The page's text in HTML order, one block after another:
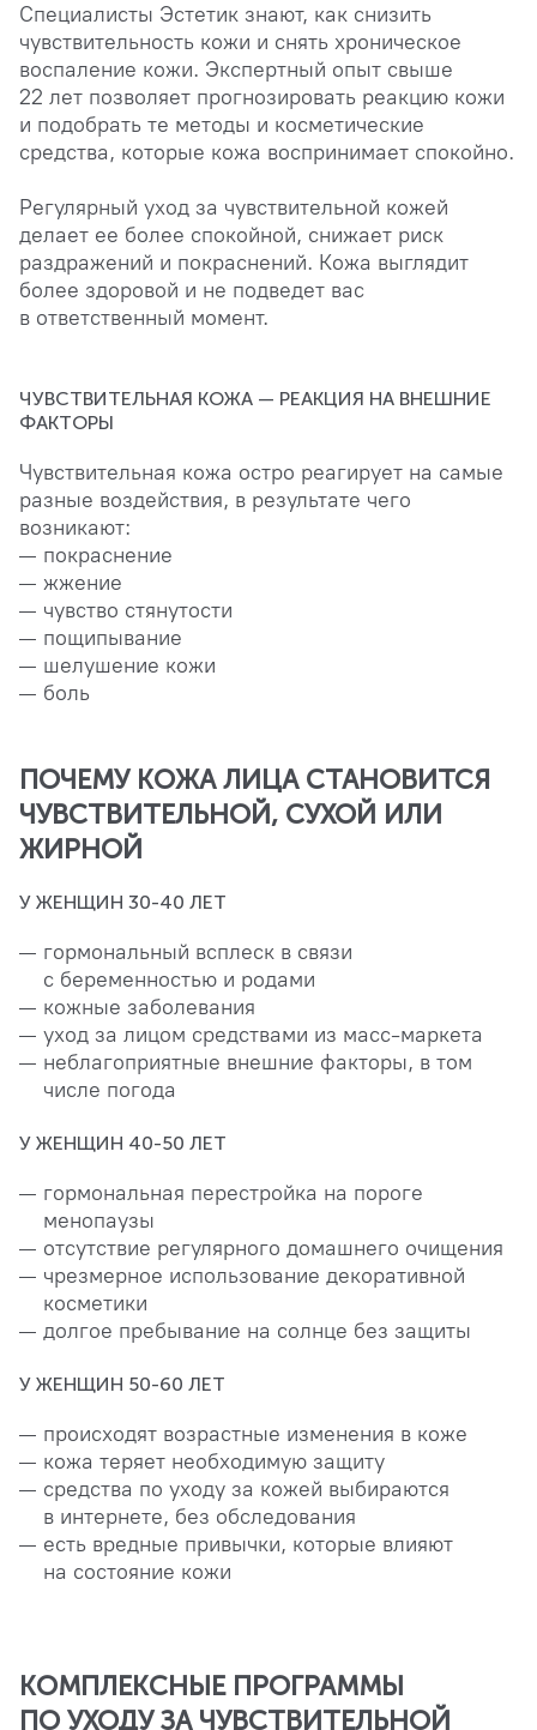
Специалисты Эстетик знают, как снизить
чувствительность кожи и снять хроническое
воспаление кожи. Экспертный опыт свыше
22 лет позволяет прогнозировать реакцию кожи
и подобрать те методы и косметические
средства, которые кожа воспринимает спокойно.
Регулярный уход за чувствительной кожей
делает ее более спокойной, снижает риск
раздражений и покраснений. Кожа выглядит
более здоровой и не подведет вас
в ответственный момент.
ЧУВСТВИТЕЛЬНАЯ КОЖА — РЕАКЦИЯ НА ВНЕШНИЕ
ФАКТОРЫ
Чувствительная кожа остро реагирует на самые
разные воздействия, в результате чего
возникают:
покраснение
жжение
чувство стянутости
пощипывание
шелушение кожи
боль
ПОЧЕМУ КОЖА ЛИЦА СТАНОВИТСЯ
ЧУВСТВИТЕЛЬНОЙ, СУХОЙ ИЛИ
ЖИРНОЙ
У ЖЕНЩИН 30-40 ЛЕТ
гормональный всплеск в связи
с беременностью и родами
кожные заболевания
уход за лицом средствами из масс-маркета
неблагоприятные внешние факторы, в том
числе погода
У ЖЕНЩИН 40-50 ЛЕТ
гормональная перестройка на пороге
менопаузы
отсутствие регулярного домашнего очищения
чрезмерное использование декоративной
косметики
долгое пребывание на солнце без защиты
У ЖЕНЩИН 50-60 ЛЕТ
происходят возрастные изменения в коже
кожа теряет необходимую защиту
средства по уходу за кожей выбираются
в интернете, без обследования
есть вредные привычки, которые влияют
на состояние кожи
КОМПЛЕКСНЫЕ ПРОГРАММЫ
ПО УХОДУ ЗА ЧУВСТВИТЕЛЬНОЙ